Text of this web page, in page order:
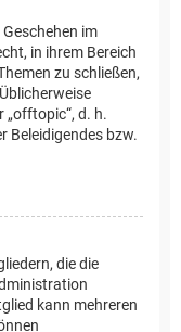
im
in ihrem Bereich
zu schließen,
d. h.
Beleidigendes bzw.
die die
kann mehreren